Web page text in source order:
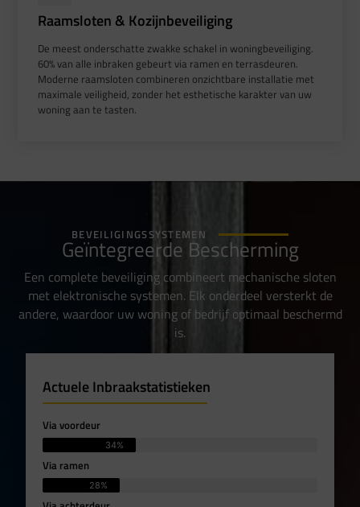
Raamsloten & Kozijnbeveiliging
De meest onderschatte zwakke schakel in woningbeveiliging.
60% van alle inbraken gebeurt via ramen en terrasdeuren.
Moderne raamsloten combineren onzichtbare installatie met
maximale veiligheid, zonder het esthetische karakter van uw
woning aan te tasten.
BEVEILIGINGSSYSTEMEN
Geïntegreerde Bescherming
Een complete beveiliging combineert mechanische sloten
met elektronische systemen. Elk onderdeel versterkt de
andere, waardoor uw woning of bedrijf optimaal beschermd
is.
Actuele Inbraakstatistieken
Via voordeur
34%
Via ramen
28%